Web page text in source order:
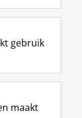
I
n
t
r
m
Y
o
T
e
k
gebruik
maakt